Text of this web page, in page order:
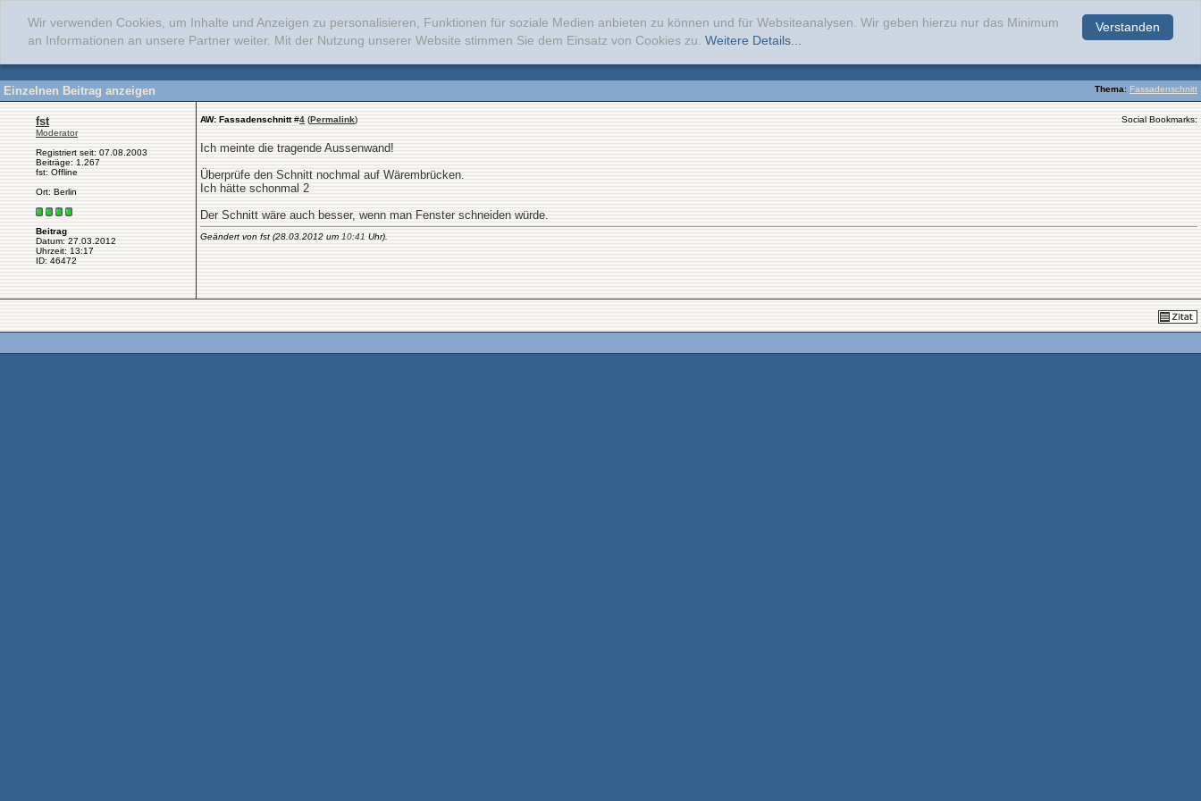
Verstanden
Wir verwenden Cookies, um Inhalte und Anzeigen zu personalisieren, Funktionen für soziale Medien anbieten zu können und für Websiteanalysen. Wir geben hierzu nur das Minimum
an Informationen an unsere Partner weiter. Mit der Nutzung unserer Website stimmen Sie dem Einsatz von Cookies zu. Weitere Details...
Thema: Fassadenschnitt
Einzelnen Beitrag anzeigen
fst
Moderator
Registriert seit: 07.08.2003
Beiträge: 1.267
fst: Offline
Ort: Berlin
Beitrag
Datum: 27.03.2012
Uhrzeit: 13:17
ID: 46472
AW: Fassadenschnitt#4 (Permalink) Social Bookmarks:
Ich meinte die tragende Aussenwand!
Überprüfe den Schnitt nochmal auf Wärembrücken.
Ich hätte schonmal 2
Der Schnitt wäre auch besser, wenn man Fenster schneiden würde.
Geändert von fst (28.03.2012 um 10:41 Uhr).